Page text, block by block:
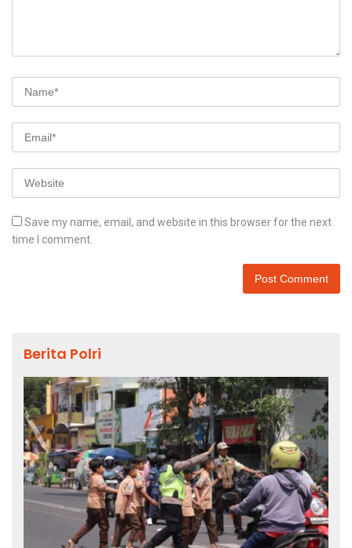
Save my name, email, and website in this browser for the next
time I comment.
Berita Polri